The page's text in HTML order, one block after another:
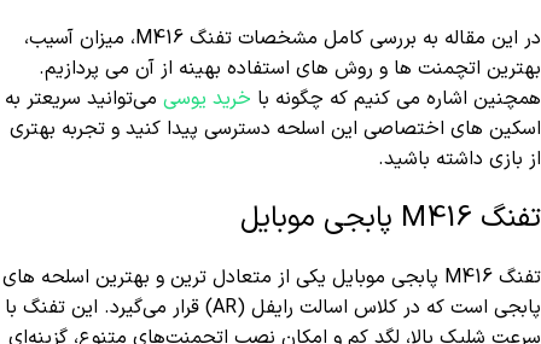
در این مقاله به بررسی کامل مشخصات تفنگ M416، میزان آسیب،
بهترین اتچمنت ها و روش های استفاده بهینه از آن می پردازیم.
همچنین اشاره می کنیم که چگونه با خرید یوسی می‌توانید سریعتر به
اسکین های اختصاصی این اسلحه دسترسی پیدا کنید و تجربه بهتری
از بازی داشته باشید.
تفنگ M416 پابجی موبایل
تفنگ M416 پابجی موبایل یکی از متعادل‌ ترین و بهترین اسلحه های
پابجی است که در کلاس اسالت رایفل (AR) قرار می‌گیرد. این تفنگ با
سرعت شلیک بالا، لگد کم و امکان نصب اتچمنت‌های متنوع، گزینه‌ای